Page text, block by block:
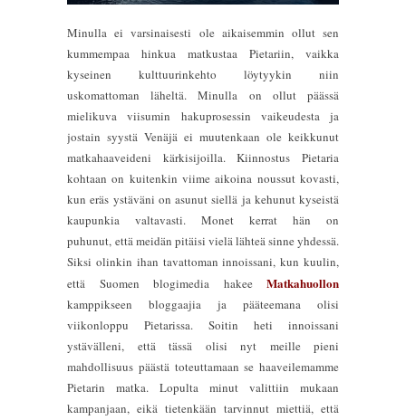
Minulla ei varsinaisesti ole aikaisemmin ollut sen
kummempaa hinkua matkustaa Pietariin, vaikka
kyseinen kulttuurinkehto löytyykin niin
uskomattoman läheltä. Minulla on ollut päässä
mielikuva viisumin hakuprosessin vaikeudesta ja
jostain syystä Venäjä ei muutenkaan ole keikkunut
matkahaaveideni kärkisijoilla. Kiinnostus Pietaria
kohtaan on kuitenkin viime aikoina noussut kovasti,
kun eräs ystäväni on asunut siellä ja kehunut kyseistä
kaupunkia valtavasti. Monet kerrat hän on
puhunut, että meidän pitäisi vielä lähteä sinne yhdessä.
Siksi olinkin ihan tavattoman innoissani, kun kuulin,
että Suomen blogimedia hakee Matkahuollon
kamppikseen bloggaajia ja pääteemana olisi
viikonloppu Pietarissa. Soitin heti innoissani
ystävälleni, että tässä olisi nyt meille pieni
mahdollisuus päästä toteuttamaan se haaveilemamme
Pietarin matka. Lopulta minut valittiin mukaan
kampanjaan, eikä tietenkään tarvinnut miettiä, että